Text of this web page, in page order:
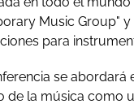
Music Group"
para
se
de la música como